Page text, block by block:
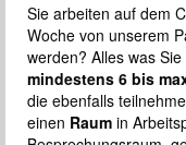
Sie arbeiten auf dem
Woche von unserem
werden? Alles was
mindestens 6 bis
die ebenfalls
einen Raum in